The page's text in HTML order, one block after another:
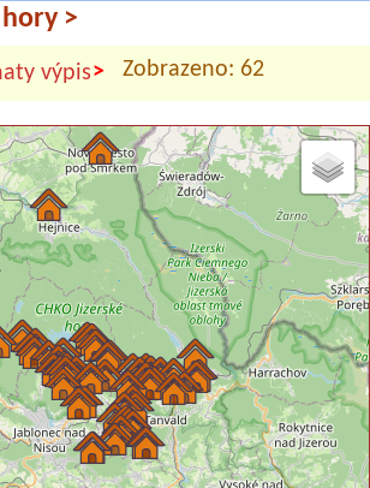
hory >
výpis> Zobrazeno: 62